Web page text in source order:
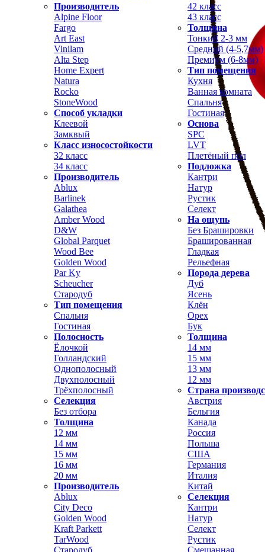
Производитель
Alpine Floor
Fargo
Art East
Vinilam
Alta Step
Home Expert
Natura
Rocko
StoneWood
Способ укладки
Клеевой
Замквый
Класс износостойкости
32 класс
34 класс
42 класс
43 класс
Толщина
Тонкий 2-3 мм
Средний (4-5,7мм)
Премиум (6-8мм)
Тип помещения
Кухня
Ванная комната
Спальня
Гостиная
Основа
SPC
LVT
Плетёный пол
Подложка
Производитель
Ablux
Barlinek
Galathea
Amber Wood
D&W
Global Parquet
Wood Bee
Golden Wood
Par Ky
Scheucher
Стародуб
Тип помещения
Спальня
Гостиная
Полосность
Ёлочкой
Голландский
Однополосный
Двухполосный
Трёхполосный
Селекция
Без отбора
Кантри
Натур
Рустик
Селект
На ощупь
Без Брашировки
Брашированная
Гладкая
Рельефная
Порода дерева
Дуб
Ясень
Клён
Орех
Бук
Толщина
14 мм
15 мм
13 мм
12 мм
Страна
Австрия
Бельгия
Толщина
12 мм
14 мм
15 мм
16 мм
20 мм
Производитель
Ablux
City Deco
Golden Wood
Kraft Parkett
TarWood
Стародуб
Канада
Россия
Польша
США
Германия
Италия
Китай
Селекция
Кантри
Натур
Селект
Рустик
Смешанная